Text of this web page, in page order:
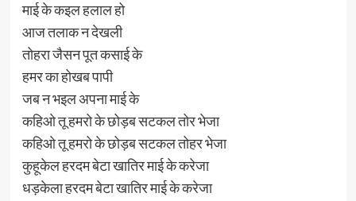
माई के कइल हलाल हो
आज तलाक न देखली
तोहरा जैसन पूत कसाई के
हमर का होखब पापी
जब न भइल अपना माई के
कहिओ तू हमरो के छोड़ब सटकल तोर भेजा
कहिओ तू हमरो के छोड़ब सटकल तोहर भेजा
कुहूकेल हरदम बेटा खातिर माई के करेजा
धड़केला हरदम बेटा खातिर माई के करेजा